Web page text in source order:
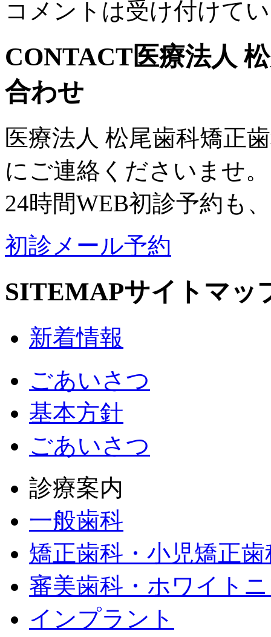
コメントは受け付けて
CONTACT医療法人
合わせ
医療法人 松尾歯科矯正
にご連絡くださいませ。
24時間WEB初診予約も
初診メール予約
SITEMAPサイトマッ
新着情報
ごあいさつ
基本方針
ごあいさつ
診療案内
一般歯科
矯正歯科・小児矯正歯
審美歯科・ホワイト
インプラント